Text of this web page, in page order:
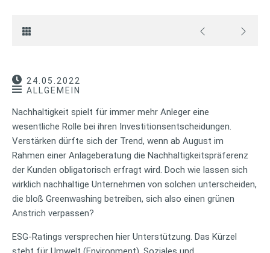
24.05.2022
ALLGEMEIN
Nachhaltigkeit spielt für immer mehr Anleger eine
wesentliche Rolle bei ihren Investitionsentscheidungen.
Verstärken dürfte sich der Trend, wenn ab August im
Rahmen einer Anlageberatung die Nachhaltigkeitspräferenz
der Kunden obligatorisch erfragt wird. Doch wie lassen sich
wirklich nachhaltige Unternehmen von solchen unterscheiden,
die bloß Greenwashing betreiben, sich also einen grünen
Anstrich verpassen?
ESG-Ratings versprechen hier Unterstützung. Das Kürzel